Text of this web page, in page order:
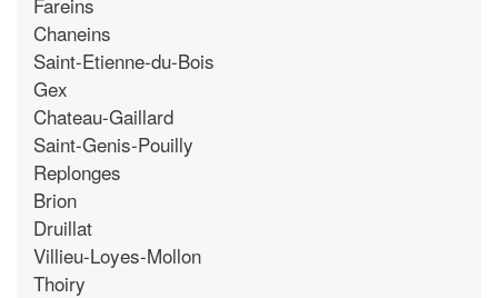
Chaneins
Saint-Etienne-du-Bois
Gex
Chateau-Gaillard
Saint-Genis-Pouilly
Replonges
Brion
Druillat
Villieu-Loyes-Mollon
Thoiry